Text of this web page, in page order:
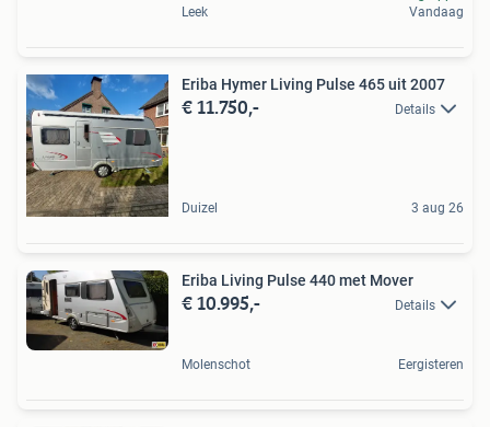
Leek
Vandaag
Eriba Hymer Living Pulse 465 uit 2007
€ 11.750,- Details
Duizel 3 aug 26
Eriba Living Pulse 440 met Mover
€ 10.995,- Details
Molenschot Eergisteren